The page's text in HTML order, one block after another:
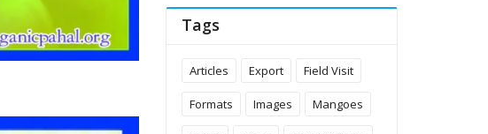
Tags
Articles Export Field Visit
Formats Images Mangoes